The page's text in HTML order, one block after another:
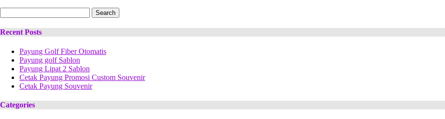
for:
Recent Posts
Payung Golf Fiber Otomatis
Payung golf Sablon
Payung Lipat 2 Sablon
Cetak Payung Promosi Custom Souvenir
Cetak Payung Souvenir
Categories